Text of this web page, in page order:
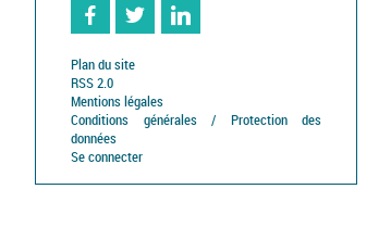
FacebookTwitter
Plan du site
RSS 2.0
Mentions légales
Conditions générales / Protection des
données
Se connecter